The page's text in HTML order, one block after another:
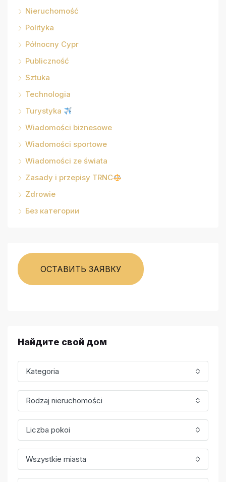
Nieruchomość
Polityka
Północny Cypr
Publiczność
Sztuka
Technologia
Turystyka
Wiadomości biznesowe
Wiadomości sportowe
Wiadomości ze świata
Zasady i przepisy TRNC
Zdrowie
Без категории
ОСТАВИТЬ ЗАЯВКУ
Найдите свой дом
Kategoria
Rodzaj nieruchomości
Liczba pokoi
Wszystkie miasta